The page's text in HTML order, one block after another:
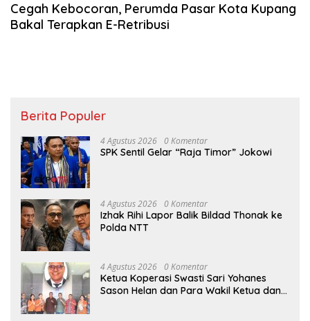
Cegah Kebocoran, Perumda Pasar Kota Kupang
Bakal Terapkan E-Retribusi
Berita Populer
4 Agustus 2026 0 Komentar
SPK Sentil Gelar “Raja Timor” Jokowi
4 Agustus 2026 0 Komentar
Izhak Rihi Lapor Balik Bildad Thonak ke
Polda NTT
4 Agustus 2026 0 Komentar
Ketua Koperasi Swasti Sari Yohanes
Sason Helan dan Para Wakil Ketua dan